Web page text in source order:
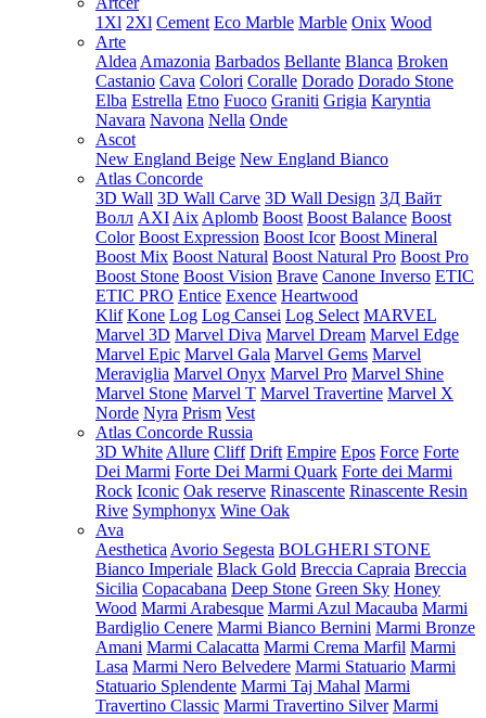
1Xl 2Xl Cement Eco Marble Marble Onix Wood
Arte
Aldea Amazonia Barbados Bellante Blanca Broken
Castanio Cava Colori Coralle Dorado Dorado Stone
Elba Estrella Etno Fuoco Graniti Grigia Karyntia
Navara Navona Nella Onde
Ascot
New England Beige New England Bianco
Atlas Concorde
3D Wall 3D Wall Carve 3D Wall Design 3Д Вайт
Волл AXI Aix Aplomb Boost Boost Balance Boost
Color Boost Expression Boost Icor Boost Mineral
Boost Mix Boost Natural Boost Natural Pro Boost Pro
Boost Stone Boost Vision Brave Canone Inverso ETIC
ETIC PRO Entice Exence Heartwood
Klif Kone Log Log Cansei Log Select MARVEL
Marvel 3D Marvel Diva Marvel Dream Marvel Edge
Marvel Epic Marvel Gala Marvel Gems Marvel
Meraviglia Marvel Onyx Marvel Pro Marvel Shine
Marvel Stone Marvel T Marvel Travertine Marvel X
Norde Nyra Prism Vest
Atlas Concorde Russia
3D White Allure Cliff Drift Empire Epos Force Forte
Dei Marmi Forte Dei Marmi Quark Forte dei Marmi
Rock Iconic Oak reserve Rinascente Rinascente Resin
Rive Symphonyx Wine Oak
Ava
Aesthetica Avorio Segesta BOLGHERI STONE
Bianco Imperiale Black Gold Breccia Capraia Breccia
Sicilia Copacabana Deep Stone Green Sky Honey
Wood Marmi Arabesque Marmi Azul Macauba Marmi
Bardiglio Cenere Marmi Bianco Bernini Marmi Bronze
Amani Marmi Calacatta Marmi Crema Marfil Marmi
Lasa Marmi Nero Belvedere Marmi Statuario Marmi
Statuario Splendente Marmi Taj Mahal Marmi
Travertino Classic Marmi Travertino Silver Marmi